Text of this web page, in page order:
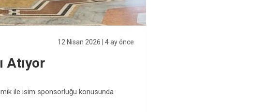
12 Nisan 2026 | 4 ay önce
Atıyor
ile isim sponsorluğu konusunda